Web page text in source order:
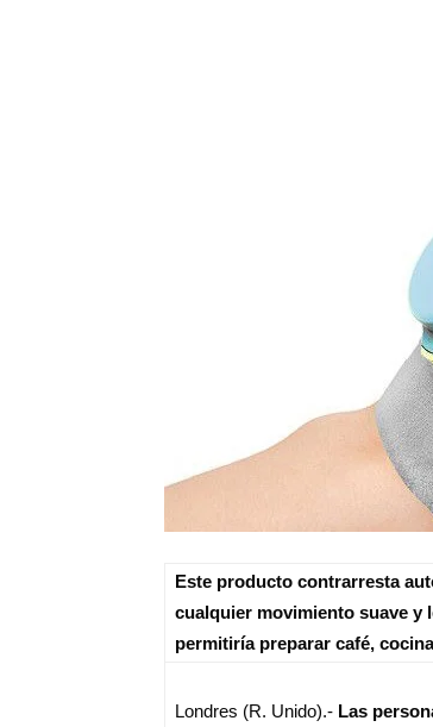
Este producto contrarresta
cualquier movimiento suave y
permitiría preparar café,
Londres (R. Unido).- Las